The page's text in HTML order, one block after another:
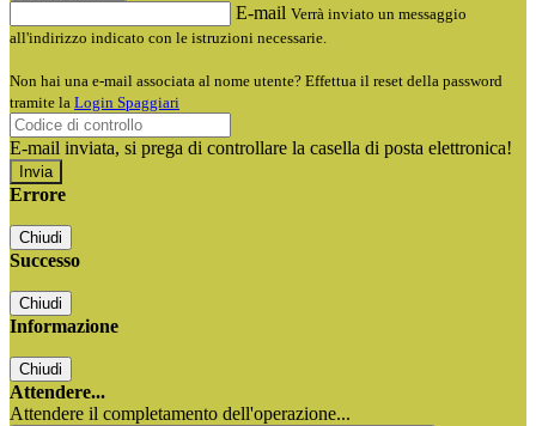
E-mail Verrà inviato un messaggio
all'indirizzo indicato con le istruzioni necessarie.
Non hai una e-mail associata al nome utente? Effettua il reset della password
tramite la Login Spaggiari
E-mail inviata, si prega di controllare la casella di posta elettronica!
Errore
Chiudi
Successo
Chiudi
Informazione
Chiudi
Attendere...
Attendere il completamento dell'operazione...